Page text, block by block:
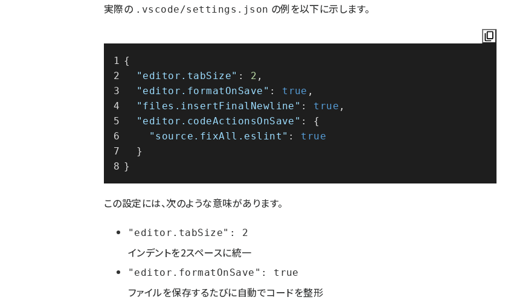
実際の .vscode/settings.json の例を以下に示します。
{
"editor.tabSize" : 2 ,
"editor.formatOnSave" : true ,
"files.insertFinalNewline" : true ,
"editor.codeActionsOnSave" :
{
"source.fixAll.eslint" :
true
}
}
この設定には、次のような意味があります。
"editor.tabSize": 2
インデントを2スペースに統一
"editor.formatOnSave": true
ファイルを保存するたびに自動でコードを整形